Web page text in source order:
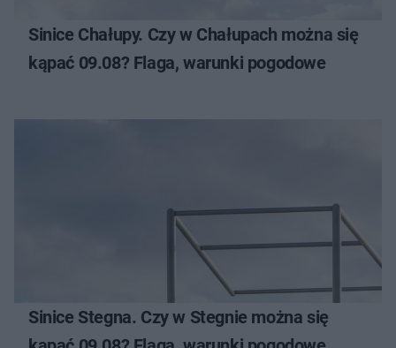
Sinice Chałupy. Czy w Chałupach można się
kąpać 09.08? Flaga, warunki pogodowe
Sinice Stegna. Czy w Stegnie można się